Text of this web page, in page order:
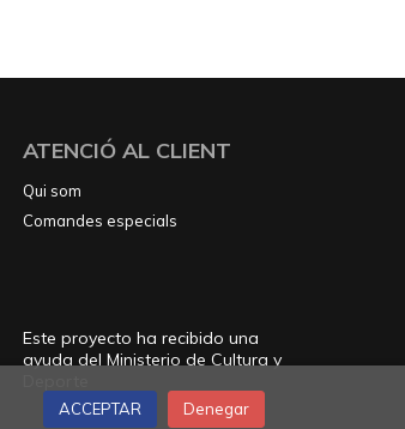
ATENCIÓ AL CLIENT
Qui som
Comandes especials
Este proyecto ha recibido una
ayuda del Ministerio de Cultura y
ACCEPTAR Denegar